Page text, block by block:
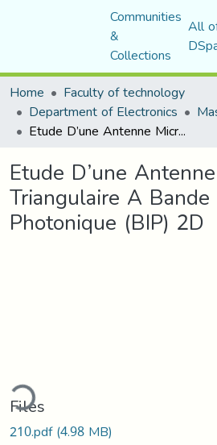
Communities
&
Collections
All
Home
Faculty of technology
Department of Electronics
Etude D’une Antenne Micro-ruban Triangulaire A Bande Interdite Photonique (BIP) 2D
Etude D’une
Triangulaire A
Photonique (BIP) 2D
Files
210.pdf(4.98 MB)